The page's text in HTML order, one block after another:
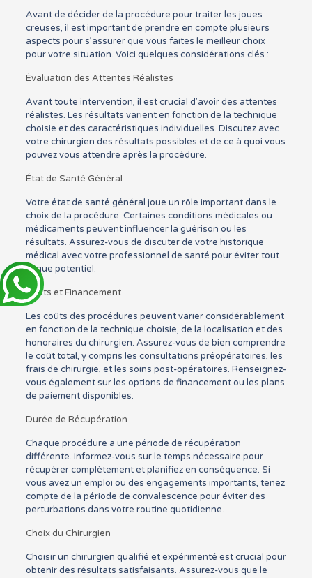
Avant de décider de la procédure pour traiter les joues
creuses, il est important de prendre en compte plusieurs
aspects pour s’assurer que vous faites le meilleur choix
pour votre situation. Voici quelques considérations clés :
Évaluation des Attentes Réalistes
Avant toute intervention, il est crucial d’avoir des attentes
réalistes. Les résultats varient en fonction de la technique
choisie et des caractéristiques individuelles. Discutez avec
votre chirurgien des résultats possibles et de ce à quoi vous
pouvez vous attendre après la procédure.
État de Santé Général
Votre état de santé général joue un rôle important dans le
choix de la procédure. Certaines conditions médicales ou
médicaments peuvent influencer la guérison ou les
résultats. Assurez-vous de discuter de votre historique
médical avec votre professionnel de santé pour éviter tout
risque potentiel.
Coûts et Financement
Les coûts des procédures peuvent varier considérablement
en fonction de la technique choisie, de la localisation et des
honoraires du chirurgien. Assurez-vous de bien comprendre
le coût total, y compris les consultations préopératoires, les
frais de chirurgie, et les soins post-opératoires. Renseignez-
vous également sur les options de financement ou les plans
de paiement disponibles.
Durée de Récupération
Chaque procédure a une période de récupération
différente. Informez-vous sur le temps nécessaire pour
récupérer complètement et planifiez en conséquence. Si
vous avez un emploi ou des engagements importants, tenez
compte de la période de convalescence pour éviter des
perturbations dans votre routine quotidienne.
Choix du Chirurgien
Choisir un chirurgien qualifié et expérimenté est crucial pour
obtenir des résultats satisfaisants. Assurez-vous que le